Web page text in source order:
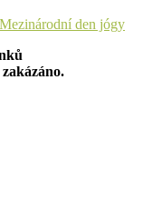
den jógy